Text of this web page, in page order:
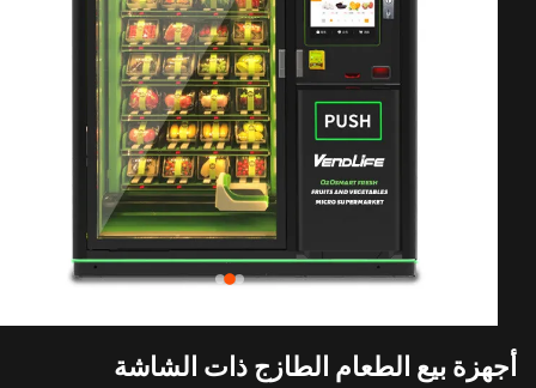
بيع الطعام الطازج ذات الشاشة